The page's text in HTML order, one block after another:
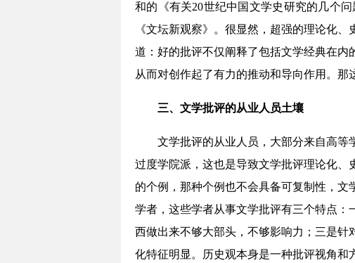
和的《有关20世纪中国文学史研究的几个
《文坛新观察》。很显然，超强的理论化
道：好的批评不仅阐释了包括文学经典在内
从而对创作起了有力的推动和导向作用。那
三、文学批评的从业人员土壤
文学批评的从业人员，大部分来自高等
过度学院派，这也是导致文学批评理论化
的个例，那种个例也不会具备可复制性，
学者，这些学者从事文学批评有三个特点
西做出来不够大部头，不够影响力；三是
化特征明显。历史观本身是一种批评视角